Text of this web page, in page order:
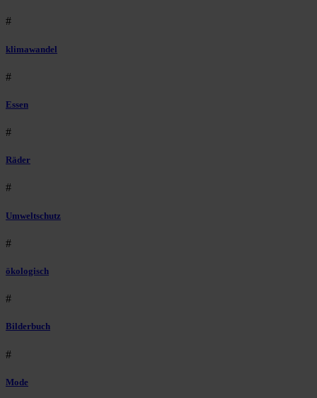
#
klimawandel
#
Essen
#
Räder
#
Umweltschutz
#
ökologisch
#
Bilderbuch
#
Mode